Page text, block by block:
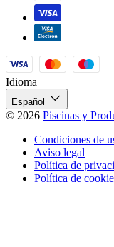
Idioma
Español
© 2026 Piscinas y
Condiciones de
Aviso legal
Política de
Política de